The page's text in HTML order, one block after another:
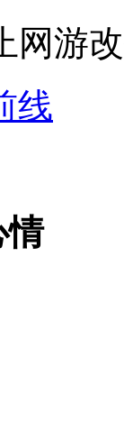
游改
线
情